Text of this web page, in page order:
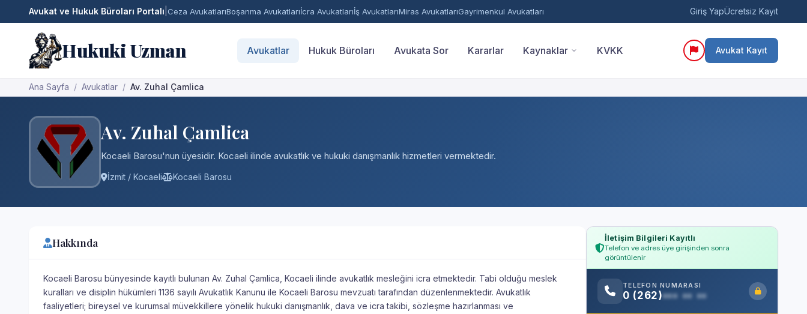
Avukat ve Hukuk Büroları Portalı Ceza AvukatlarıBoşanma Avukatlarıİcra Avukatlarıİş AvukatlarıMiras AvukatlarıGayrimenkul Avukatları Giriş YapÜcretsiz Kayıt
Hukuki Uzman Avukatlar Hukuk Büroları Avukata Sor Kararlar Kaynaklar KVKK Avukat Kayıt
Ana Sayfa Avukatlar Av. Zuhal Çamlica
Av. Zuhal Çamlica
Kocaeli Barosu'nun üyesidir. Kocaeli ilinde avukatlık ve hukuki danışmanlık hizmetleri vermektedir.
İzmit / Kocaeli Kocaeli Barosu
Hakkında
Kocaeli Barosu bünyesinde kayıtlı bulunan Av. Zuhal Çamlica, Kocaeli ilinde avukatlık mesleğini icra etmektedir. Tabi olduğu meslek
kuralları ve disiplin hükümleri 1136 sayılı Avukatlık Kanunu ile Kocaeli Barosu mevzuatı tarafından düzenlenmektedir. Avukatlık
faaliyetleri; bireysel ve kurumsal müvekkillere yönelik hukuki danışmanlık, dava ve icra takibi, sözleşme hazırlanması ve
İletişim Bilgileri Kayıtlı
Telefon ve adres üye girişinden sonra
görüntülenir
TELEFON NUMARASI
0 (262)••• •• ••